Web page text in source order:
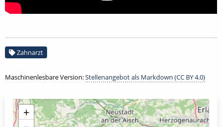
Zahnarzt
Maschinenlesbare Version:Stellenangebot als Markdown (CC BY 4.0)
+